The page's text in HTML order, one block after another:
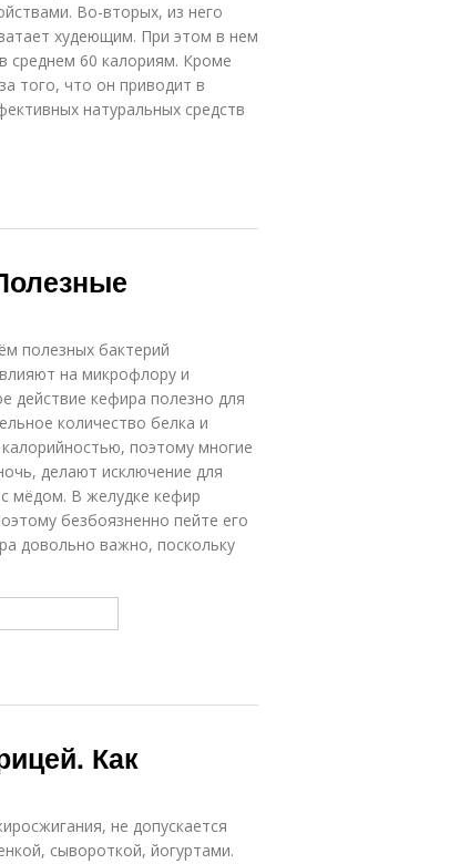
Во-вторых, из него
худеющим. При этом в нем
среднем 60 калориям. Кроме
того, что он приводит в
натуральных средств
полезных бактерий
на микрофлору и
действие кефира полезно для
количество белка и
поэтому многие
делают исключение для
мёдом. В желудке кефир
безбоязненно пейте его
довольно важно, поскольку
Как
не допускается
сывороткой, йогуртами.